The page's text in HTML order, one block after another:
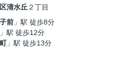
清水丘 ２丁目
前 」駅 徒歩8分
」駅 徒歩12分
」駅 徒歩13分